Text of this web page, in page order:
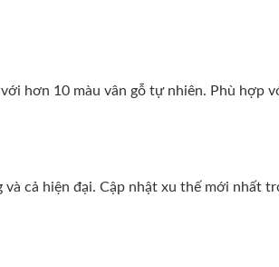
hơn 10 màu vân gỗ tự nhiên. Phù hợp
cả hiện đại. Cập nhật xu thế mới nhất